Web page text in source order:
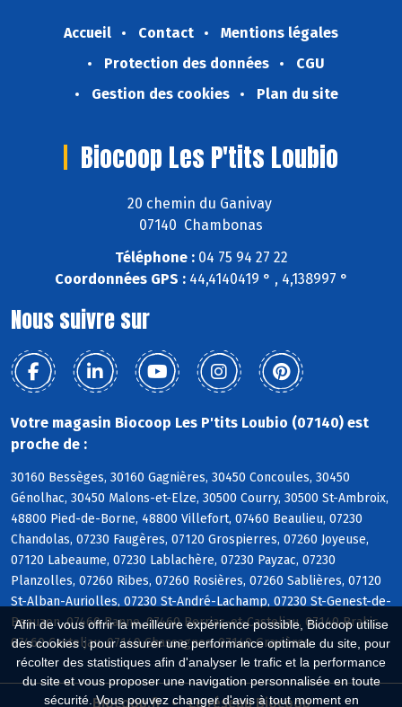
Afin de vous offrir la meilleure expérience possible, Biocoop utilise
des cookies : pour assurer une performance optimale du site, pour
récolter des statistiques afin d'analyser le trafic et la performance
du site et vous proposer une navigation personnalisée en toute
sécurité. Vous pouvez changer d'avis à tout moment en
Accueil Contact
Mentions légales
Protection des données
CGU
Gestion des cookies
Plan du site
Biocoop Les P'tits Loubio
20 chemin du Ganivay
07140 Chambonas
Téléphone :04 75 94 27 22
Coordonnées GPS :44,4140419 ° , 4,138997 °
Nous suivre sur
Votre magasin Biocoop Les P'tits Loubio (07140) est
proche de :
30160 Bessèges, 30160 Gagnières, 30450 Concoules, 30450
Génolhac, 30450 Malons-et-Elze, 30500 Courry, 30500 St-Ambroix,
48800 Pied-de-Borne, 48800 Villefort, 07460 Beaulieu, 07230
Chandolas, 07230 Faugères, 07120 Grospierres, 07260 Joyeuse,
07120 Labeaume, 07230 Lablachère, 07230 Payzac, 07230
Planzolles, 07260 Ribes, 07260 Rosières, 07260 Sablières, 07120
St-Alban-Auriolles, 07230 St-André-Lachamp, 07230 St-Genest-de-
Beauzon, 07460 Banne, 07460 Berrias-et-Casteljau, 07140 Brahic,
07460 Casteljau, 07140 Chassagnes, 07140 Gravières
Biocoop.fr Le réseau Biocoop